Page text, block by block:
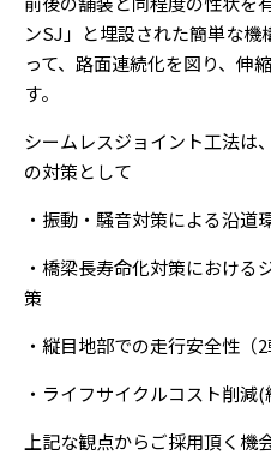
ンSJ」と埋設された簡単な機
って、路面連続化を図り、伸
す。
シームレスジョイント工法は
の対策として
・振動・騒音対策による沿道
・橋梁長寿命化対策におけ
策
・縦目地部での走行安全性（
・ライフサイクルコスト削減(
上記な観点からご採用頂く機